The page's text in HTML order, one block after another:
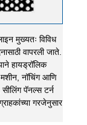
मुख्यतः विविध
वापरली जाते.
हायड्रॉलिक
नॉचिंग आणि
पॅनल्स टर्न
गरजेनुसार